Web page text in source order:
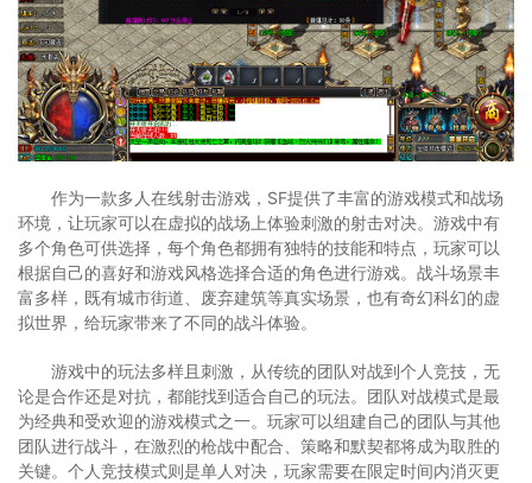
作为一款多人在线射击游戏，SF提供了丰富的游戏模式和战场
环境，让玩家可以在虚拟的战场上体验刺激的射击对决。游戏中有
多个角色可供选择，每个角色都拥有独特的技能和特点，玩家可以
根据自己的喜好和游戏风格选择合适的角色进行游戏。战斗场景丰
富多样，既有城市街道、废弃建筑等真实场景，也有奇幻科幻的虚
拟世界，给玩家带来了不同的战斗体验。
游戏中的玩法多样且刺激，从传统的团队对战到个人竞技，无
论是合作还是对抗，都能找到适合自己的玩法。团队对战模式是最
为经典和受欢迎的游戏模式之一。玩家可以组建自己的团队与其他
团队进行战斗，在激烈的枪战中配合、策略和默契都将成为取胜的
关键。个人竞技模式则是单人对决，玩家需要在限定时间内消灭更